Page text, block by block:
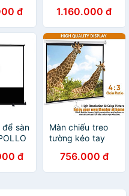
Tỷ
chiếu
Hàng
đ
chuyên dành cho
máy chiếu mini,
gọn nhẹ, di động
- Hàng nhập
khẩu
1.160.000 đ
để sàn
thước
-
đ
Màn chiếu treo
tường kéo tay
kích thước từ 84
inch đến 150inch
756.000 đ